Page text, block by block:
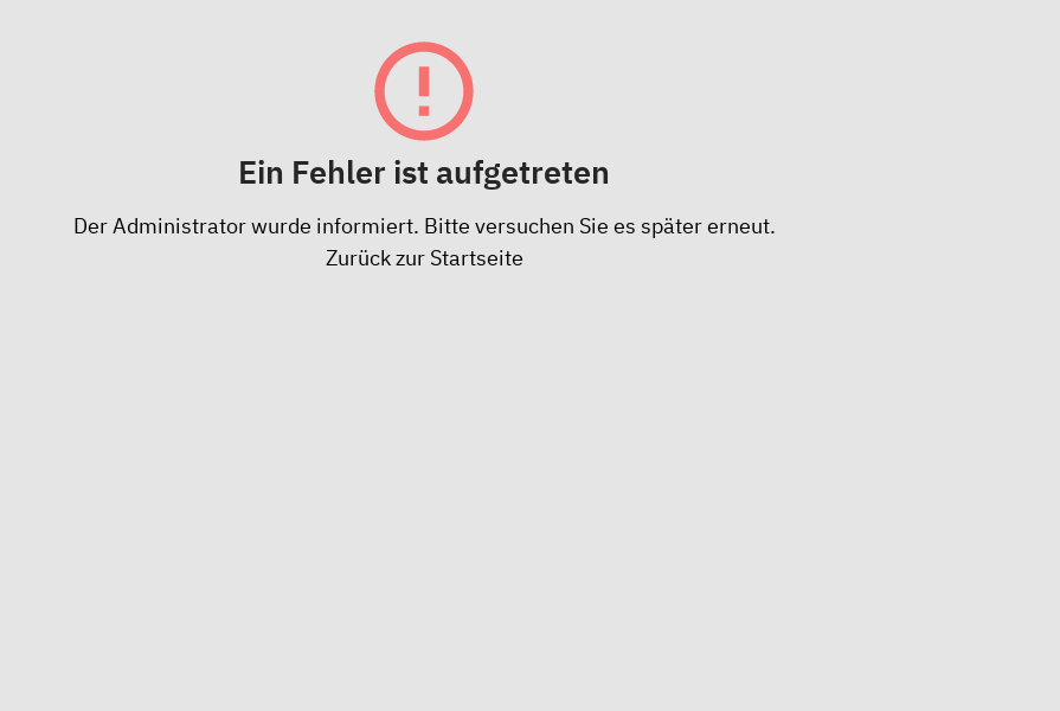
Ein Fehler ist aufgetreten
Der Administrator wurde informiert. Bitte versuchen Sie es später erneut.
Zurück zur Startseite